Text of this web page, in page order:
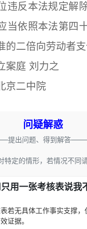
违反本法规定解
当依照本法第四
的二倍向劳动者支
庭 刘力之
二中院
问疑解惑
出问题、得到解答
特定的情形，若情况不同
用一张考核表说我
若无具体工作事实支撑，
证据。